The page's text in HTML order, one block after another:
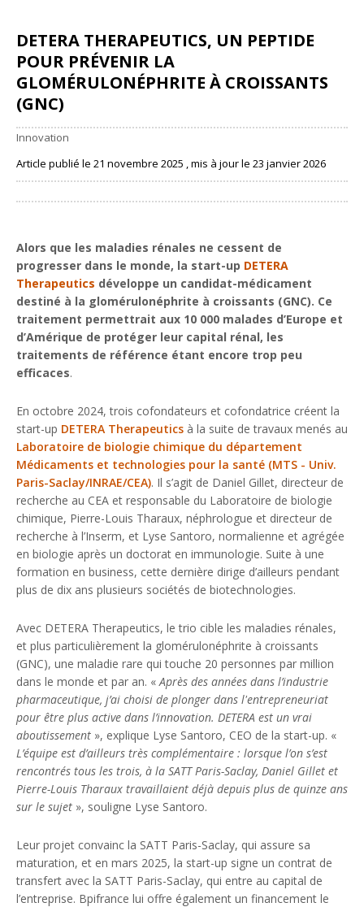
DETERA THERAPEUTICS, UN PEPTIDE
POUR PRÉVENIR LA
GLOMÉRULONÉPHRITE À CROISSANTS
(GNC)
Innovation
Article publié le 21 novembre 2025 , mis à jour le 23 janvier 2026
Alors que les maladies rénales ne cessent de
progresser dans le monde, la start-up DETERA
Therapeutics développe un candidat-médicament
destiné à la glomérulonéphrite à croissants (GNC). Ce
traitement permettrait aux 10 000 malades d’Europe et
d’Amérique de protéger leur capital rénal, les
traitements de référence étant encore trop peu
efficaces.
En octobre 2024, trois cofondateurs et cofondatrice créent la
start-up DETERA Therapeutics à la suite de travaux menés au
Laboratoire de biologie chimique du département
Médicaments et technologies pour la santé (MTS - Univ.
Paris-Saclay/INRAE/CEA). Il s’agit de Daniel Gillet, directeur de
recherche au CEA et responsable du Laboratoire de biologie
chimique, Pierre-Louis Tharaux, néphrologue et directeur de
recherche à l’Inserm, et Lyse Santoro, normalienne et agrégée
en biologie après un doctorat en immunologie. Suite à une
formation en business, cette dernière dirige d’ailleurs pendant
plus de dix ans plusieurs sociétés de biotechnologies.
Avec DETERA Therapeutics, le trio cible les maladies rénales,
et plus particulièrement la glomérulonéphrite à croissants
(GNC), une maladie rare qui touche 20 personnes par million
dans le monde et par an. « Après des années dans l’industrie
pharmaceutique, j’ai choisi de plonger dans l'entrepreneuriat
pour être plus active dans l’innovation. DETERA est un vrai
aboutissement », explique Lyse Santoro, CEO de la start-up. «
L’équipe est d’ailleurs très complémentaire : lorsque l’on s’est
rencontrés tous les trois, à la SATT Paris-Saclay, Daniel Gillet et
Pierre-Louis Tharaux travaillaient déjà depuis plus de quinze ans
sur le sujet », souligne Lyse Santoro.
Leur projet convainc la SATT Paris-Saclay, qui assure sa
maturation, et en mars 2025, la start-up signe un contrat de
transfert avec la SATT Paris-Saclay, qui entre au capital de
l’entreprise. Bpifrance lui offre également un financement le